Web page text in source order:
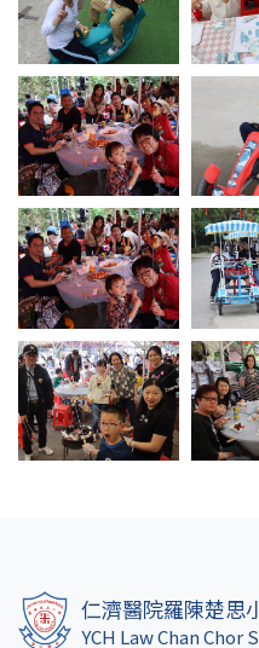
仁濟醫院羅陳楚思
YCH Law Chan Chor